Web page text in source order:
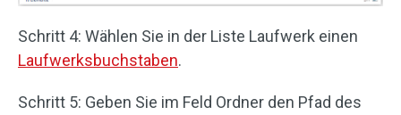
Schritt 4: Wählen Sie in der Liste Laufwerk einen
Laufwerksbuchstaben.
Schritt 5: Geben Sie im Feld Ordner den Pfad des